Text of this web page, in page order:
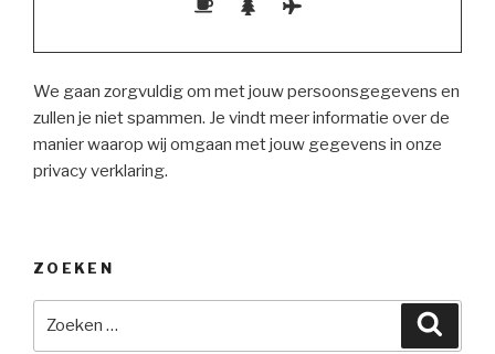
We gaan zorgvuldig om met jouw persoonsgegevens en
zullen je niet spammen. Je vindt meer informatie over de
manier waarop wij omgaan met jouw gegevens in onze
privacy verklaring.
ZOEKEN